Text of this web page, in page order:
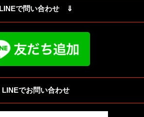
LINEで問い合わせ ⇓
LINEでお問い合わせ